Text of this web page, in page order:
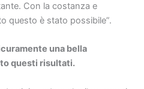
Con la costanza e
questo è stato possibile”.
una bella
questi risultati.